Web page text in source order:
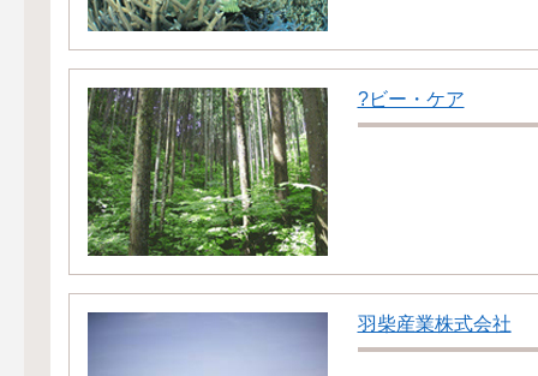
?ビー・ケア
羽柴産業株式会社